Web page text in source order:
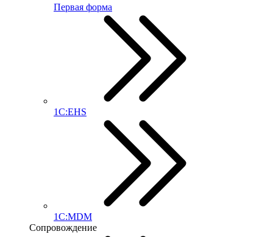
Первая форма
1С:EHS
1С:MDM
Сопровождение